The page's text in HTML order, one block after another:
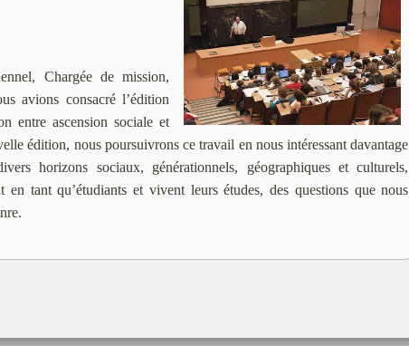
Chargée de mission,
avions consacré l’édition
entre ascension sociale et
édition, nous poursuivrons ce travail en nous intéressant davantage
horizons sociaux, générationnels, géographiques et culturels,
en tant qu’étudiants et vivent leurs études, des questions que nous